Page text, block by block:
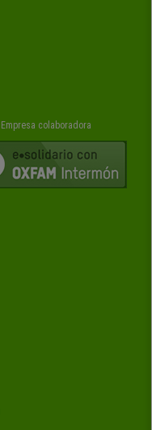
Empresa colaboradora